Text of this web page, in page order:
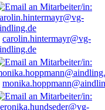
carolin.hintermayr@vg-